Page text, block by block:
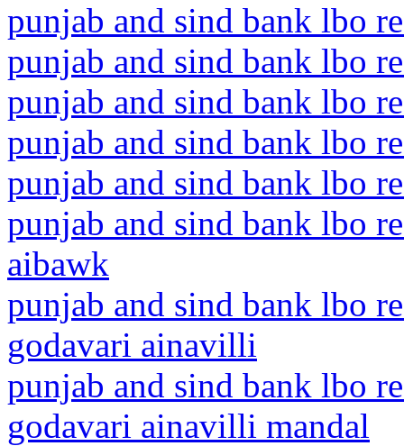
punjab and sind bank lbo
punjab and sind bank lbo
punjab and sind bank lbo
punjab and sind bank lbo
punjab and sind bank lbo
punjab and sind bank lbo
aibawk
punjab and sind bank lbo
godavari ainavilli
punjab and sind bank lbo
godavari ainavilli mandal